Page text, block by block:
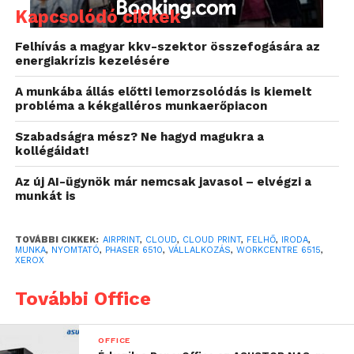
„Mostanáig az volt a jellemző, hogy a kis irodáknak
alacsony tudással rendelkeztek. Ez viszont limitálta
azt a munkát, amit el lehetett velük végezni. Érthető
módon ez a piaci szegmens már régóta várt azokra a
Kapcsolódó cikkek
Felhívás a magyar kkv-szektor összefogására az
energiakrízis kezelésére
A munkába állás előtti lemorzsolódás is kiemelt
probléma a kékgalléros munkaerőpiacon
Szabadságra mész? Ne hagyd magukra a
kollégáidat!
Az új AI-ügynök már nemcsak javasol – elvégzi a
munkát is
TOVÁBBI CIKKEK: AIRPRINT, CLOUD, CLOUD PRINT, FELHŐ, IRODA,
MUNKA, NYOMTATÓ, PHASER 6510, VÁLLALKOZÁS, WORKCENTRE 6515,
XEROX
További Office
OFFICE